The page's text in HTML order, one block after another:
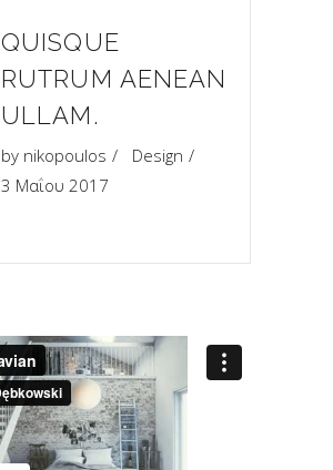
QUISQUE
RUTRUM AENEAN
ULLAM.
by nikopoulos
Design
3 Μαΐου 2017